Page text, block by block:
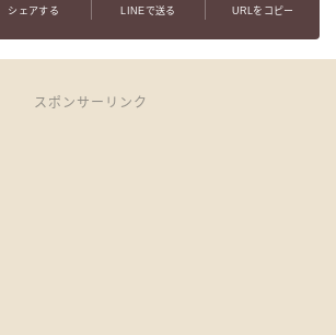
シェアする LINEで送る URLをコピー
スポンサーリンク